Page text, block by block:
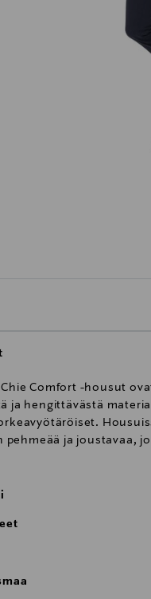
Comfort -housut
ja hengittävästä
pehmeää ja joustavaa,